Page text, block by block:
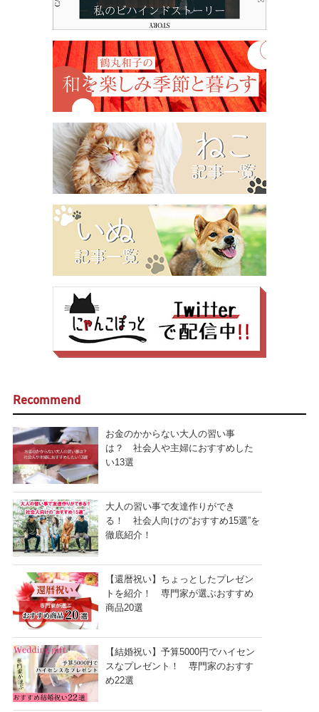
Recommend
お金のかからない大人の習い事
は？ 社会人や主婦におすすめした
い13選
大人の習い事で友達作りができ
る！ 社会人向けの“おすすめ15選”を
徹底紹介！
【還暦祝い】ちょっとしたプレゼン
トを紹介！ 専門家が選ぶおすすめ
商品20選
【結婚祝い】予算5000円でハイセン
スなプレゼント！ 専門家のおすす
め22選